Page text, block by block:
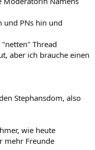
und PNs hin und
Thread
aber ich brauche einen
Stephansdom, also
wie heute
mehr Freunde